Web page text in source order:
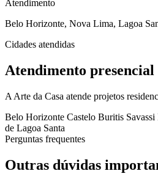
Atendimento
Belo Horizonte, Nova Lima, Lagoa
Cidades atendidas
Atendimento presencial
A Arte da Casa atende projetos
Belo Horizonte Castelo Buritis Savassi
de Lagoa Santa
Perguntas frequentes
Outras dúvidas